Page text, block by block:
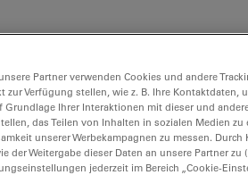
Partner verwenden Cookies und andere
zur Verfügung stellen, wie z. B. Ihre Kontaktdaten,
Grundlage Ihrer Interaktionen mit dieser und
das Teilen von Inhalten in sozialen Medien
unserer Werbekampagnen zu messen.
der Weitergabe dieser Daten an unsere Partner
jederzeit im Bereich „Cookie-